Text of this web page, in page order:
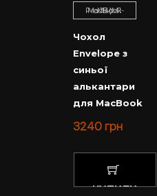
MacBook Pro 16 (M1-M4)
Чохол
Envelope з
синьої
алькантари
для MacBook
3240 грн
КУПИТИ